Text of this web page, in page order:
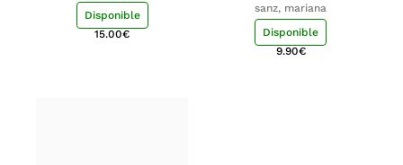
Disponible
15.00€
sanz, mariana
Disponible
9.90€